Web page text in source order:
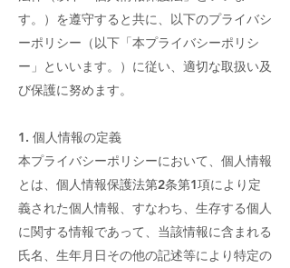
す。）を遵守すると共に、以下のプライバシ
ーポリシー（以下「本プライバシーポリシ
ー」といいます。）に従い、適切な取扱い及
び保護に努めます。
1. 個人情報の定義
本プライバシーポリシーにおいて、個人情報
とは、個人情報保護法第2条第1項により定
義された個人情報、すなわち、生存する個人
に関する情報であって、当該情報に含まれる
氏名、生年月日その他の記述等により特定の